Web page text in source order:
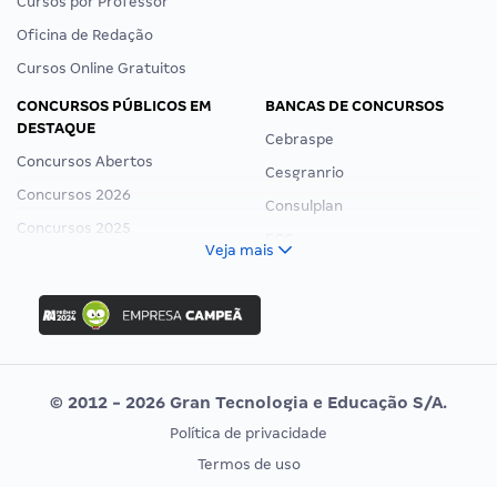
Oficina de Redação
Cursos Online Gratuitos
CONCURSOS PÚBLICOS EM
DESTAQUE
Concursos Abertos
Concursos 2026
Concursos 2025
Concurso Ibama
Concurso MPU
Editais publicados
BANCAS DE CONCURSOS
Cebraspe
Cesgranrio
Consulplan
Vunesp
CONCURSOS POR PROFISSÃO
EXAME DE ORDEM
Veja mais
© 2012 - 2026 Gran Tecnologia e Educação S/A.
Política de privacidade
Termos de uso